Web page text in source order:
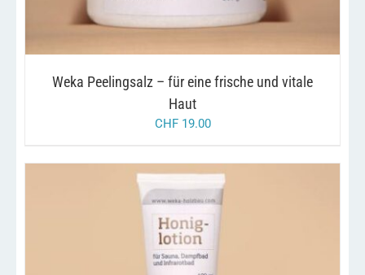
Weka Peelingsalz – für eine frische und vitale
Haut
CHF19.00